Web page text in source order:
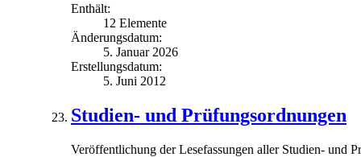
Enthält:
12 Elemente
Änderungsdatum:
5. Januar 2026
Erstellungsdatum:
5. Juni 2012
Studien- und Prüfungsordnungen
Veröffentlichung der Lesefassungen aller Studien- und